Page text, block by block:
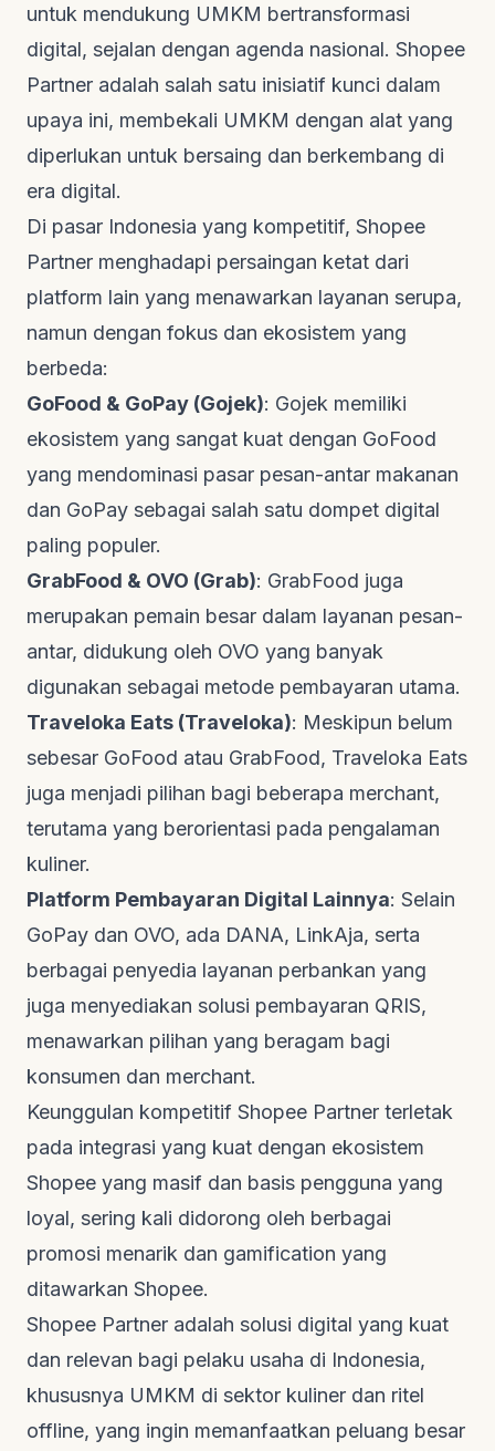
untuk mendukung UMKM bertransformasi
digital, sejalan dengan agenda nasional. Shopee
Partner adalah salah satu inisiatif kunci dalam
upaya ini, membekali UMKM dengan alat yang
diperlukan untuk bersaing dan berkembang di
era digital.
Di pasar Indonesia yang kompetitif, Shopee
Partner menghadapi persaingan ketat dari
platform lain yang menawarkan layanan serupa,
namun dengan fokus dan ekosistem yang
berbeda:
GoFood & GoPay (Gojek): Gojek memiliki
ekosistem yang sangat kuat dengan GoFood
yang mendominasi pasar pesan-antar makanan
dan GoPay sebagai salah satu dompet digital
paling populer.
GrabFood & OVO (Grab): GrabFood juga
merupakan pemain besar dalam layanan pesan-
antar, didukung oleh OVO yang banyak
digunakan sebagai metode pembayaran utama.
Traveloka Eats (Traveloka): Meskipun belum
sebesar GoFood atau GrabFood, Traveloka Eats
juga menjadi pilihan bagi beberapa merchant,
terutama yang berorientasi pada pengalaman
kuliner.
Platform Pembayaran Digital Lainnya: Selain
GoPay dan OVO, ada DANA, LinkAja, serta
berbagai penyedia layanan perbankan yang
juga menyediakan solusi pembayaran QRIS,
menawarkan pilihan yang beragam bagi
konsumen dan merchant.
Keunggulan kompetitif Shopee Partner terletak
pada integrasi yang kuat dengan ekosistem
Shopee yang masif dan basis pengguna yang
loyal, sering kali didorong oleh berbagai
promosi menarik dan gamification yang
ditawarkan Shopee.
Shopee Partner adalah solusi digital yang kuat
dan relevan bagi pelaku usaha di Indonesia,
khususnya UMKM di sektor kuliner dan ritel
offline, yang ingin memanfaatkan peluang besar